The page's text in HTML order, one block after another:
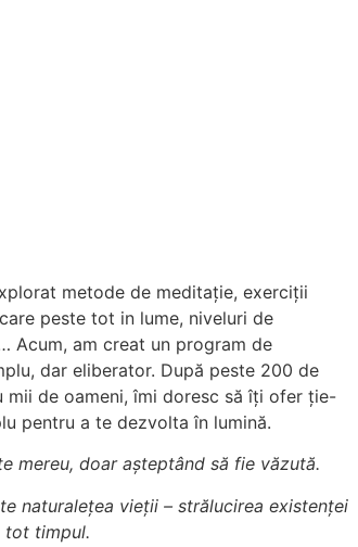
metode de meditație, exerciții
peste tot in lume, niveluri de
Acum, am creat un program de
dar eliberator. După peste 200 de
de oameni, îmi doresc să îți ofer ție-
pentru a te dezvolta în lumină.
mereu, doar așteptând să fie văzută.
naturalețea vieții – strălucirea existenței
tot timpul.